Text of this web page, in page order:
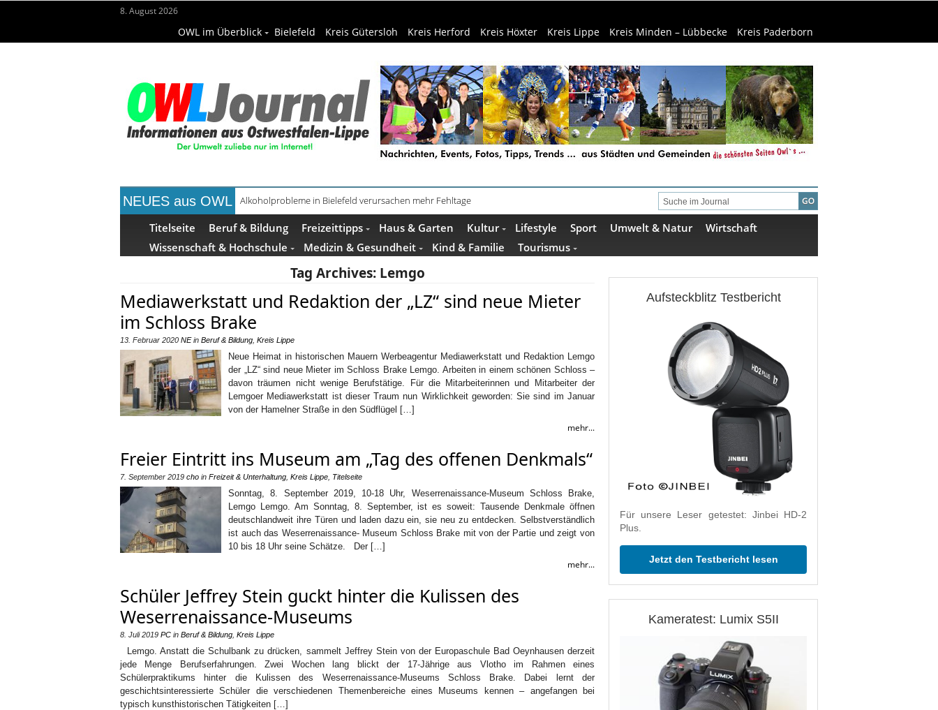
8. August 2026
OWL im Überblick Bielefeld Kreis Gütersloh Kreis Herford Kreis Höxter Kreis Lippe Kreis Minden – Lübbecke Kreis Paderborn
NEUES aus OWL Handgemachte Geschenkideen im Pop-up-Store in Büren
Titelseite Beruf & Bildung Freizeittipps Haus & Garten Kultur Lifestyle Sport Umwelt & Natur
Wirtschaft
Wissenschaft & Hochschule
Medizin & Gesundheit Kind & Familie Tourismus
Tag Archives: Lemgo
Mediawerkstatt und Redaktion der „LZ“ sind neue Mieter
im Schloss Brake
13. Februar 2020 NEin Beruf & Bildung Kreis Lippe
Neue Heimat in historischen Mauern Werbeagentur Mediawerkstatt und Redaktion Lemgo
der „LZ“ sind neue Mieter im Schloss Brake Lemgo. Arbeiten in einem schönen Schloss –
davon träumen nicht wenige Berufstätige. Für die Mitarbeiterinnen und Mitarbeiter der
Lemgoer Mediawerkstatt ist dieser Traum nun Wirklichkeit geworden: Sie sind im Januar
von der Hamelner Straße in den Südflügel […]
mehr...
Freier Eintritt ins Museum am „Tag des offenen Denkmals“
7. September 2019 cho in Freizeit & Unterhaltung Kreis Lippe Titelseite
Sonntag, 8. September 2019, 10-18 Uhr, Weserrenaissance-Museum Schloss Brake,
Lemgo Lemgo. Am Sonntag, 8. September, ist es soweit: Tausende Denkmale öffnen
deutschlandweit ihre Türen und laden dazu ein, sie neu zu entdecken. Selbstverständlich
ist auch das Weserrenaissance- Museum Schloss Brake mit von der Partie und zeigt von
10 bis 18 Uhr seine Schätze. Der […]
mehr...
Schüler Jeffrey Stein guckt hinter die Kulissen des
Weserrenaissance-Museums
8. Juli 2019 PC in Beruf & Bildung Kreis Lippe
Lemgo. Anstatt die Schulbank zu drücken, sammelt Jeffrey Stein von der Europaschule Bad Oeynhausen derzeit
jede Menge Berufserfahrungen. Zwei Wochen lang blickt der 17-Jährige aus Vlotho im Rahmen eines
Schülerpraktikums hinter die Kulissen des Weserrenaissance-Museums Schloss Brake. Dabei lernt der
geschichtsinteressierte Schüler die verschiedenen Themenbereiche eines Museums kennen – angefangen bei
typisch kunsthistorischen Tätigkeiten […]
Aufsteckblitz Testbericht
Für unsere Leser getestet: Jinbei HD-2
Plus.
Jetzt den Testbericht lesen
Kameratest: Lumix S5II